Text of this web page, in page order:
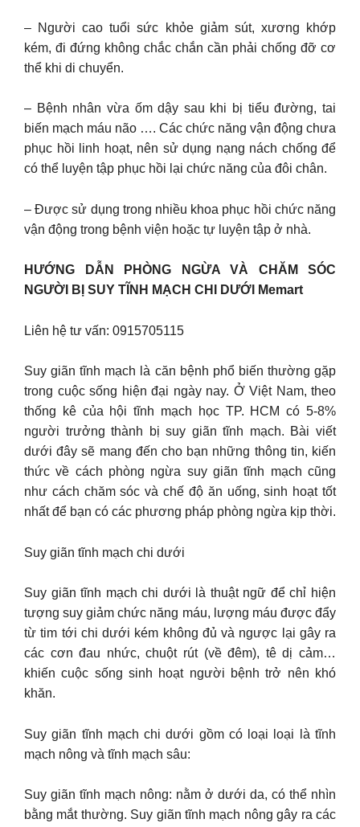
– Người cao tuổi sức khỏe giảm sút, xương khớp
kém, đi đứng không chắc chắn cần phải chống đỡ cơ
thể khi di chuyển.
– Bệnh nhân vừa ốm dậy sau khi bị tiểu đường, tai
biến mạch máu não …. Các chức năng vận động chưa
phục hồi linh hoạt, nên sử dụng nạng nách chống để
có thể luyện tập phục hồi lại chức năng của đôi chân.
– Được sử dụng trong nhiều khoa phục hồi chức năng
vận động trong bệnh viện hoặc tự luyện tập ở nhà.
HƯỚNG DẪN PHÒNG NGỪA VÀ CHĂM SÓC
NGƯỜI BỊ SUY TĨNH MẠCH CHI DƯỚI Memart
Liên hệ tư vấn: 0915705115
Suy giãn tĩnh mạch là căn bệnh phổ biến thường gặp
trong cuộc sống hiện đại ngày nay. Ở Việt Nam, theo
thống kê của hội tĩnh mạch học TP. HCM có 5-8%
người trưởng thành bị suy giãn tĩnh mạch. Bài viết
dưới đây sẽ mang đến cho bạn những thông tin, kiến
thức về cách phòng ngừa suy giãn tĩnh mạch cũng
như cách chăm sóc và chế độ ăn uống, sinh hoạt tốt
nhất để bạn có các phương pháp phòng ngừa kịp thời.
Suy giãn tĩnh mạch chi dưới
Suy giãn tĩnh mạch chi dưới là thuật ngữ để chỉ hiện
tượng suy giảm chức năng máu, lượng máu được đẩy
từ tim tới chi dưới kém không đủ và ngược lại gây ra
các cơn đau nhức, chuột rút (về đêm), tê dị cảm…
khiến cuộc sống sinh hoạt người bệnh trở nên khó
khăn.
Suy giãn tĩnh mạch chi dưới gồm có loại loại là tĩnh
mạch nông và tĩnh mạch sâu:
Suy giãn tĩnh mạch nông: nằm ở dưới da, có thể nhìn
bằng mắt thường. Suy giãn tĩnh mạch nông gây ra các